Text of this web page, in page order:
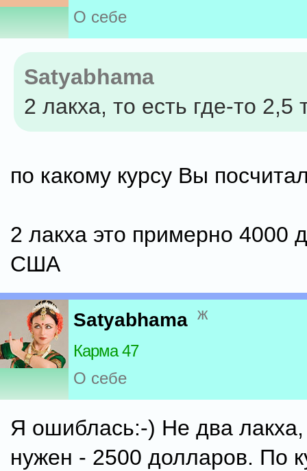
О себе
Satyabhama
2 лакха, то есть где-то 2,5
по какому курсу Вы
2 лакха это примерно 4000
США
Satyabhama ж
Карма 47
О себе
Я ошиблась:-) Не два лакха,
нужен - 2500 долларов. По